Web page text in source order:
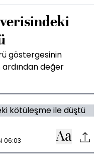
göstergesinin
değer
06:03